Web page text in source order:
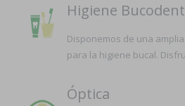
Higiene
Disponemos de una
para la higiene bucal.
Óptica